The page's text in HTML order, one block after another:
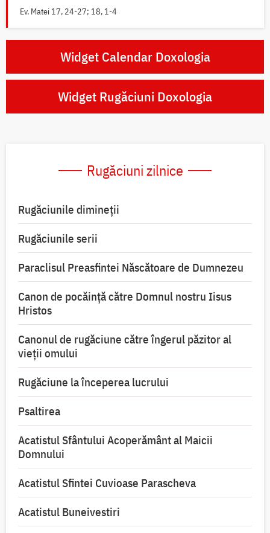
Ev. Matei 17, 24-27; 18, 1-4
Widget Calendar Doxologia
Widget Rugăciuni Doxologia
Rugăciuni zilnice
Rugăciunile dimineții
Rugăciunile serii
Paraclisul Preasfintei Născătoare de Dumnezeu
Canon de pocăință către Domnul nostru Iisus
Hristos
Canonul de rugăciune către îngerul păzitor al
vieții omului
Rugăciune la începerea lucrului
Psaltirea
Acatistul Sfântului Acoperământ al Maicii
Domnului
Acatistul Sfintei Cuvioase Parascheva
Acatistul Buneivestiri